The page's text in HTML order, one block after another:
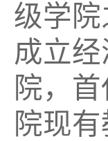
级学院
成立
院，
院现